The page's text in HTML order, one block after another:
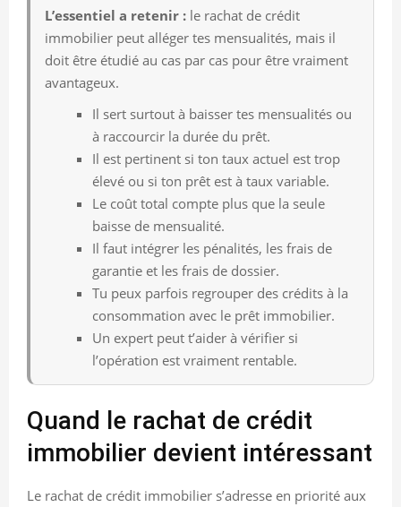
L’essentiel a retenir : le rachat de crédit
immobilier peut alléger tes mensualités, mais il
doit être étudié au cas par cas pour être vraiment
avantageux.
Il sert surtout à baisser tes mensualités ou
à raccourcir la durée du prêt.
Il est pertinent si ton taux actuel est trop
élevé ou si ton prêt est à taux variable.
Le coût total compte plus que la seule
baisse de mensualité.
Il faut intégrer les pénalités, les frais de
garantie et les frais de dossier.
Tu peux parfois regrouper des crédits à la
consommation avec le prêt immobilier.
Un expert peut t’aider à vérifier si
l’opération est vraiment rentable.
Quand le rachat de crédit
immobilier devient intéressant
Le rachat de crédit immobilier s’adresse en priorité aux